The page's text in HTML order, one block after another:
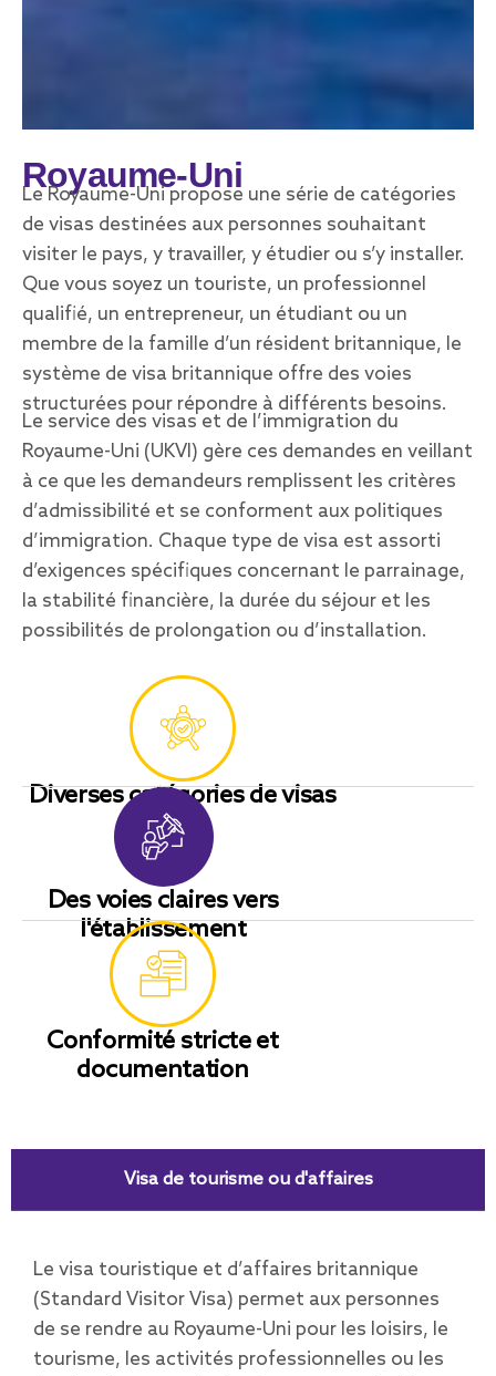
Diverses catégories de visas
Des voies claires vers
l'établissement
Conformité stricte et
documentation
Royaume-Uni
Le Royaume-Uni propose une série de catégories
de visas destinées aux personnes souhaitant
visiter le pays, y travailler, y étudier ou s’y installer.
Que vous soyez un touriste, un professionnel
qualifié, un entrepreneur, un étudiant ou un
membre de la famille d’un résident britannique, le
système de visa britannique offre des voies
structurées pour répondre à différents besoins.
Le service des visas et de l’immigration du
Royaume-Uni (UKVI) gère ces demandes en veillant
à ce que les demandeurs remplissent les critères
d’admissibilité et se conforment aux politiques
d’immigration. Chaque type de visa est assorti
d’exigences spécifiques concernant le parrainage,
la stabilité financière, la durée du séjour et les
possibilités de prolongation ou d’installation.
Visa de tourisme ou d'affaires
Le visa touristique et d’affaires britannique
(Standard Visitor Visa) permet aux personnes
de se rendre au Royaume-Uni pour les loisirs, le
tourisme, les activités professionnelles ou les